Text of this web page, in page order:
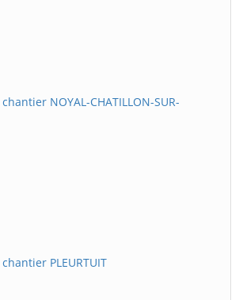
NOYAL-CHATILLON-SUR-
PLEURTUIT